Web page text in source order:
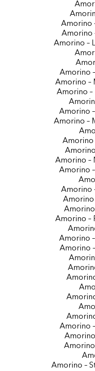
Amorino
Amorino
Amorino –
Amorino
Amorino –
Amorino –
Amorino
Amorino –
Amorino
Amorino –
Amorino
Amorino
Amorino
Amorino
Amorino –
Amorino
Amorino
Amorino
Amorino
Amorino
Amorino –